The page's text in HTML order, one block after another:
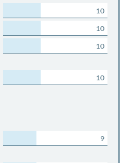
10
10
10
10
9